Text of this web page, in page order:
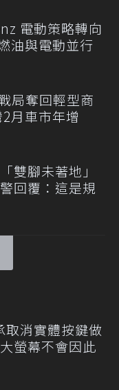
電動策略轉向
油與電動並行
局奪回輕型商
月車市年增
雙腳未著地」
回覆：這是規
取消實體按鍵做
螢幕不會因此